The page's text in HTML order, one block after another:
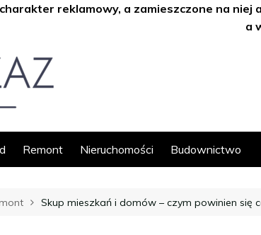
reklamowy, a zamieszczone na
a
Remont Nieruchomości Budownictwo
Skup mieszkań i domów – czym powinien się